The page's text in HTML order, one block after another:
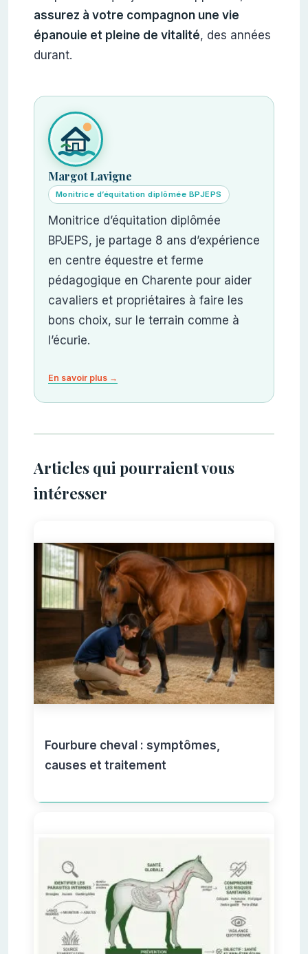
assurez à votre compagnon une vie
épanouie et pleine de vitalité, des années
durant.
Margot Lavigne
Monitrice d’équitation diplômée BPJEPS
Monitrice d’équitation diplômée
BPJEPS, je partage 8 ans d’expérience
en centre équestre et ferme
pédagogique en Charente pour aider
cavaliers et propriétaires à faire les
bons choix, sur le terrain comme à
l’écurie.
En savoir plus →
Articles qui pourraient vous
intéresser
Fourbure cheval : symptômes,
causes et traitement